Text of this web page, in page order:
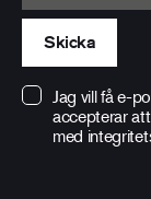
Skicka
Jag vill få e-
accepterar
med